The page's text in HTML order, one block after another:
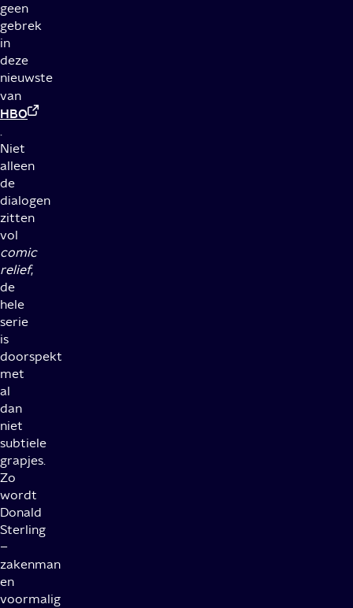
geen
gebrek
in
deze
nieuwste
van
HBO
.
Niet
alleen
de
dialogen
zitten
vol
comic
relief,
de
hele
serie
is
doorspekt
met
al
dan
niet
subtiele
grapjes.
Zo
wordt
Donald
Sterling
–
zakenman
en
voormalig